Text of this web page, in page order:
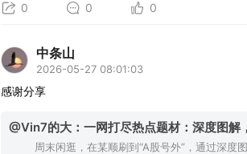
0 0 0
中条山
2026-05-27 08:01:03
感谢分享
@Vin7的大：一网打尽热点题材：深度图解
周末闲逛，在某顺刷到“A股号外”，通过深度图